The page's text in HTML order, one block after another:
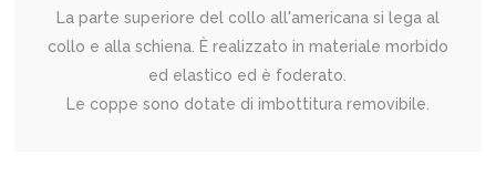
La parte superiore del collo all'americana si lega al
collo e alla schiena. È realizzato in materiale morbido
ed elastico ed è foderato.
Le coppe sono dotate di imbottitura removibile.